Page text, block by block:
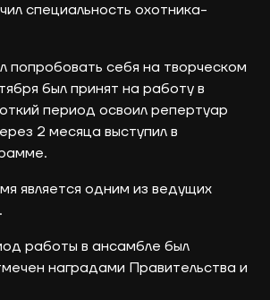
специальность охотника-
попробовать себя на творческом
был принят на работу в
период освоил репертуар
2 месяца выступил в
является одним из ведущих
работы в ансамбле был
наградами Правительства и